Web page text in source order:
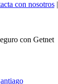
con nosotros|